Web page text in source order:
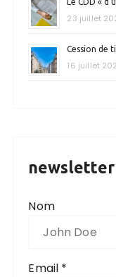
Le CDD «
23 juillet
Cession de
16 juillet
newsletter
Nom
Email *